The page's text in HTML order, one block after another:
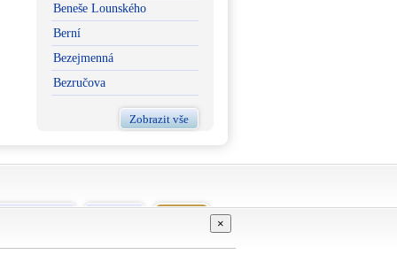
Beneše Lounského
Berní
Bezejmenná
Bezručova
Zobrazit vše
podmínky Kontakt
×